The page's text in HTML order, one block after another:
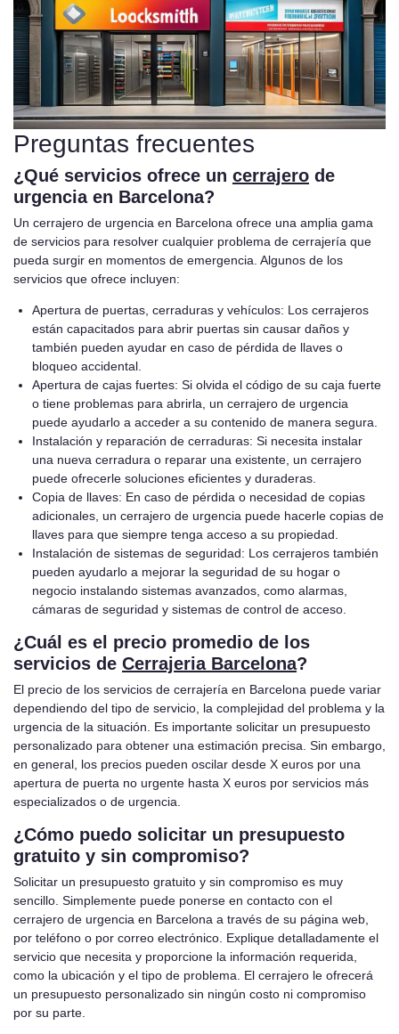
Preguntas frecuentes
¿Qué servicios ofrece un cerrajero de
urgencia en Barcelona?
Un cerrajero de urgencia en Barcelona ofrece una amplia gama
de servicios para resolver cualquier problema de cerrajería que
pueda surgir en momentos de emergencia. Algunos de los
servicios que ofrece incluyen:
Apertura de puertas, cerraduras y vehículos: Los cerrajeros
están capacitados para abrir puertas sin causar daños y
también pueden ayudar en caso de pérdida de llaves o
bloqueo accidental.
Apertura de cajas fuertes: Si olvida el código de su caja fuerte
o tiene problemas para abrirla, un cerrajero de urgencia
puede ayudarlo a acceder a su contenido de manera segura.
Instalación y reparación de cerraduras: Si necesita instalar
una nueva cerradura o reparar una existente, un cerrajero
puede ofrecerle soluciones eficientes y duraderas.
Copia de llaves: En caso de pérdida o necesidad de copias
adicionales, un cerrajero de urgencia puede hacerle copias de
llaves para que siempre tenga acceso a su propiedad.
Instalación de sistemas de seguridad: Los cerrajeros también
pueden ayudarlo a mejorar la seguridad de su hogar o
negocio instalando sistemas avanzados, como alarmas,
cámaras de seguridad y sistemas de control de acceso.
¿Cuál es el precio promedio de los
servicios de Cerrajeria Barcelona?
El precio de los servicios de cerrajería en Barcelona puede variar
dependiendo del tipo de servicio, la complejidad del problema y la
urgencia de la situación. Es importante solicitar un presupuesto
personalizado para obtener una estimación precisa. Sin embargo,
en general, los precios pueden oscilar desde X euros por una
apertura de puerta no urgente hasta X euros por servicios más
especializados o de urgencia.
¿Cómo puedo solicitar un presupuesto
gratuito y sin compromiso?
Solicitar un presupuesto gratuito y sin compromiso es muy
sencillo. Simplemente puede ponerse en contacto con el
cerrajero de urgencia en Barcelona a través de su página web,
por teléfono o por correo electrónico. Explique detalladamente el
servicio que necesita y proporcione la información requerida,
como la ubicación y el tipo de problema. El cerrajero le ofrecerá
un presupuesto personalizado sin ningún costo ni compromiso
por su parte.